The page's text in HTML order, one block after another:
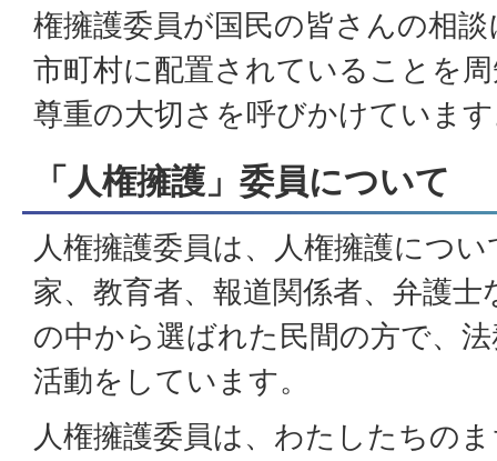
権擁護委員が国民の皆さんの相
市町村に配置されていることを
尊重の大切さを呼びかけていま
「人権擁護」委員について
人権擁護委員は、人権擁護につ
家、教育者、報道関係者、弁護
の中から選ばれた民間の方で、
活動をしています。
人権擁護委員は、わたしたちの